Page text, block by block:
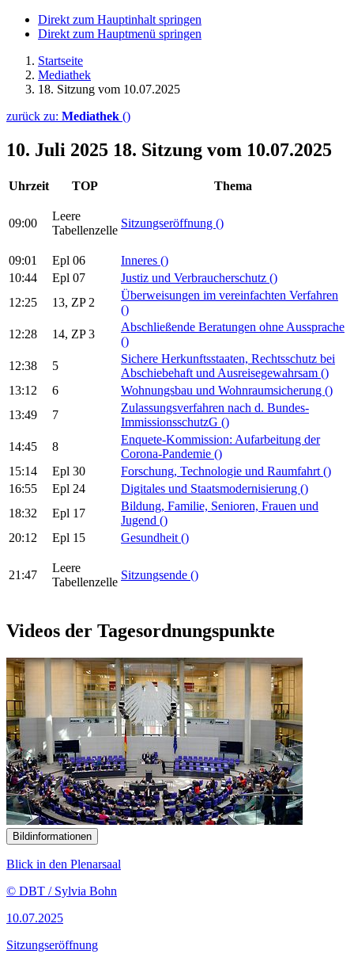
Direkt zum Hauptinhalt springen
Direkt zum Hauptmenü springen
Startseite
Mediathek
18. Sitzung vom 10.07.2025
zurück zu: Mediathek ()
10. Juli 2025 18. Sitzung vom 10.07.2025
Uhrzeit TOP Thema
09:00
Leere
Tabellenzelle
Sitzungseröffnung ()
09:01 Epl 06 Inneres ()
10:44
Epl 07 Justiz und Verbraucherschutz ()
12:25
13, ZP 2
Überweisungen im vereinfachten Verfahren
()
12:28
14, ZP 3
Abschließende Beratungen ohne Aussprache
()
12:38
5
Sichere Herkunftsstaaten, Rechtsschutz bei
Abschiebehaft und Ausreisegewahrsam ()
13:12
6 Wohnungsbau und Wohnraumsicherung ()
13:49
7
Zulassungsverfahren nach d. Bundes-
ImmissionsschutzG ()
14:45
8
Enquete-Kommission: Aufarbeitung der
Corona-Pandemie ()
15:14
Epl 30 Forschung, Technologie und Raumfahrt ()
16:55
Epl 24 Digitales und Staatsmodernisierung ()
18:32
Epl 17
Bildung, Familie, Senioren, Frauen und
Jugend ()
20:12
Epl 15 Gesundheit ()
21:47
Leere
Tabellenzelle
Sitzungsende ()
Videos der Tagesordnungspunkte
Bildinformationen
Blick in den Plenarsaal
© DBT / Sylvia Bohn
10.07.2025
Sitzungseröffnung